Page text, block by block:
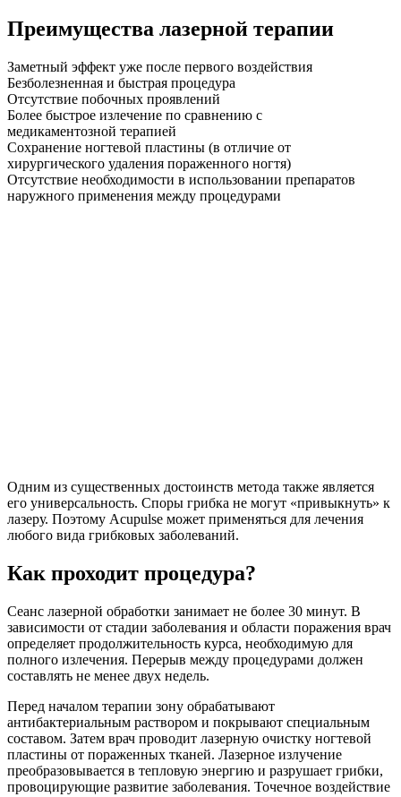
Преимущества лазерной терапии
Заметный эффект уже после первого воздействия
Безболезненная и быстрая процедура
Отсутствие побочных проявлений
Более быстрое излечение по сравнению с
медикаментозной терапией
Сохранение ногтевой пластины (в отличие от
хирургического удаления пораженного ногтя)
Отсутствие необходимости в использовании препаратов
наружного применения между процедурами
Одним из существенных достоинств метода также является
его универсальность. Споры грибка не могут «привыкнуть» к
лазеру. Поэтому Acupulse может применяться для лечения
любого вида грибковых заболеваний.
Как проходит процедура?
Сеанс лазерной обработки занимает не более 30 минут. В
зависимости от стадии заболевания и области поражения врач
определяет продолжительность курса, необходимую для
полного излечения. Перерыв между процедурами должен
составлять не менее двух недель.
Перед началом терапии зону обрабатывают
антибактериальным раствором и покрывают специальным
составом. Затем врач проводит лазерную очистку ногтевой
пластины от пораженных тканей. Лазерное излучение
преобразовывается в тепловую энергию и разрушает грибки,
провоцирующие развитие заболевания. Точечное воздействие